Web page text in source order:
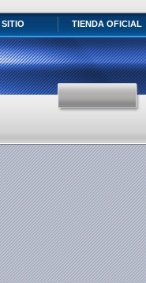
TIENDA OFICIAL